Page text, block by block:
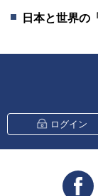
日本と世界の
ログイン